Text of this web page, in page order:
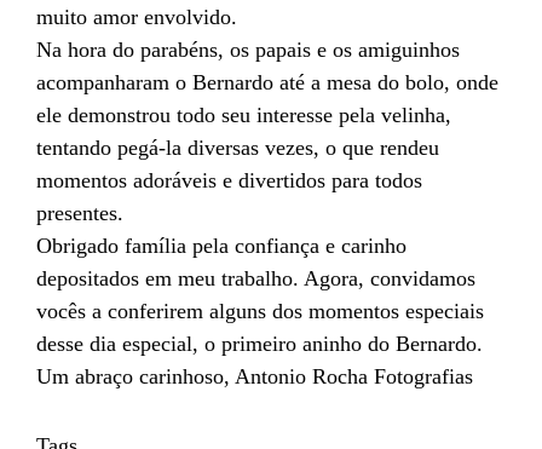
muito amor envolvido.
Na hora do parabéns, os papais e os amiguinhos
acompanharam o Bernardo até a mesa do bolo, onde
ele demonstrou todo seu interesse pela velinha,
tentando pegá-la diversas vezes, o que rendeu
momentos adoráveis e divertidos para todos
presentes.
Obrigado família pela confiança e carinho
depositados em meu trabalho. Agora, convidamos
vocês a conferirem alguns dos momentos especiais
desse dia especial, o primeiro aninho do Bernardo.
Um abraço carinhoso, Antonio Rocha Fotografias